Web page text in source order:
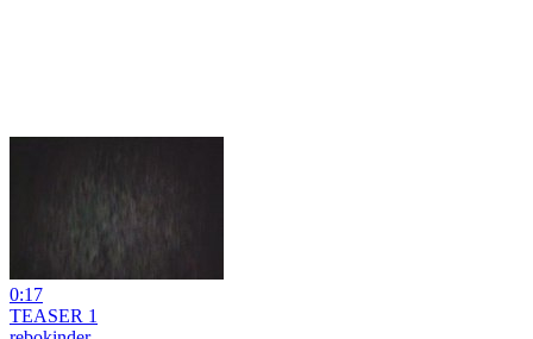
0:17
TEASER 1